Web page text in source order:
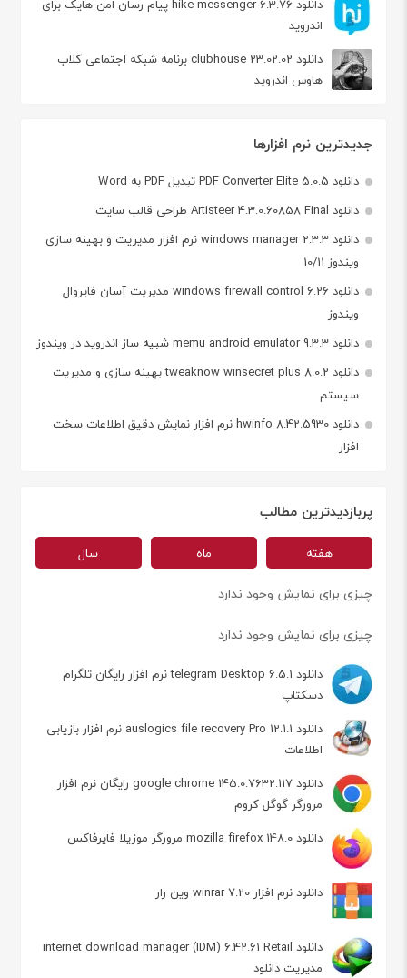
دانلود hike messenger 6.3.76 پیام‌ رسان‌ امن هایک برای
اندروید
دانلود clubhouse 23.02.02 برنامه شبکه اجتماعی کلاب
هاوس اندروید
جدیدترین نرم افزارها
دانلود PDF Converter Elite 5.0.5 تبدیل PDF به Word
دانلود Artisteer 4.3.0.60858 Final طراحی قالب سایت
دانلود windows manager 2.3.3 نرم افزار مدیریت و بهینه سازی
ویندوز 10/11
دانلود windows firewall control 6.26 مدیریت آسان فایروال
ویندوز
دانلود memu android emulator 9.3.3 شبیه ساز اندروید در ویندوز
دانلود tweaknow winsecret plus 8.0.2 بهینه سازی و مدیریت
سیستم
دانلود hwinfo 8.42.5930 نرم افزار نمایش دقیق اطلاعات سخت
افزار
پربازدیدترین مطالب
هفته ماه سال
چیزی برای نمایش وجود ندارد
چیزی برای نمایش وجود ندارد
دانلود telegram Desktop 6.5.1 نرم افزار رایگان تلگرام
دسکتاپ
دانلود auslogics file recovery Pro 12.1.1 نرم افزار بازیابی
اطلاعات
دانلود google chrome 145.0.7632.117 رایگان نرم افزار
مرورگر گوگل کروم
دانلود mozilla firefox 148.0 مرورگر موزیلا فایرفاکس
دانلود نرم افزار winrar 7.20 وین رار
دانلود internet download manager (IDM) 6.42.61 Retail
مدیریت دانلود